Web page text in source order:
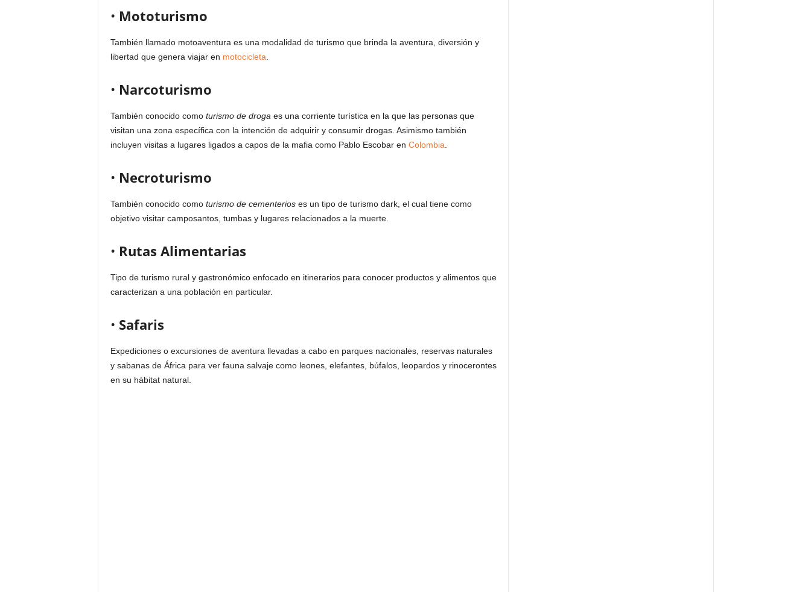
• Mototurismo
También llamado motoaventura es una modalidad de turismo que brinda la aventura, diversión y
libertad que genera viajar en motocicleta
• Narcoturismo
También conocido como turismo de droga es una corriente turística en la que las personas que
visitan una zona específica con la intención de adquirir y consumir drogas. Asimismo también
incluyen visitas a lugares ligados a capos de la mafia como Pablo Escobar en Colombia
• Necroturismo
También conocido como turismo de cementerioses un tipo de turismo dark, el cual tiene como
objetivo visitar camposantos, tumbas y lugares relacionados a la muerte.
• Rutas Alimentarias
Tipo de turismo rural y gastronómico enfocado en itinerarios para conocer productos y alimentos que
caracterizan a una población en particular.
• Safaris
Expediciones o excursiones de aventura llevadas a cabo en parques nacionales, reservas naturales
y sabanas de África para ver fauna salvaje como leones, elefantes, búfalos, leopardos y rinocerontes
en su hábitat natural.